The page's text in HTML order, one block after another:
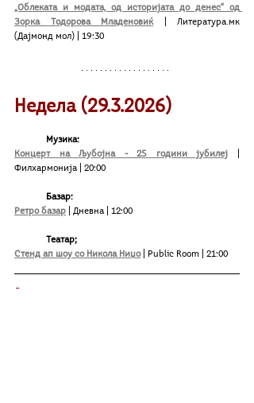
„Облеката и модата, од историјата до денес“ од
Зорка Тодорова Младеновиќ | Литература.мк
(Дајмонд мол) | 19:30
Недела (29.3.2026)
Музика:
Концерт на Љубојна - 25 години јубилеј
Филхармонија | 20:00
Базар:
Ретро базар
| Дневна | 12:00
Театар;
Стенд ап шоу со Никола Ниџо | Public Room | 21:00